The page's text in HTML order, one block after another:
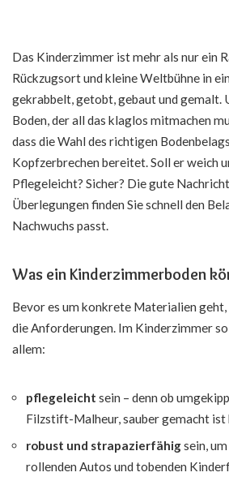
Das Kinderzimmer ist mehr als nur ein
Rückzugsort und kleine Weltbühne in
gekrabbelt, getobt, gebaut und gemalt.
Boden, der all das klaglos mitmachen
dass die Wahl des richtigen
Kopfzerbrechen bereitet. Soll er weich
Pflegeleicht? Sicher? Die gute
Überlegungen finden Sie schnell den
Nachwuchs passt.
Was ein Kinderzimmerboden
Bevor es um konkrete Materialien
die Anforderungen. Im Kinderzimmer
allem:
pflegeleicht sein – denn ob
Filzstift-Malheur, sauber gemacht ist
robust und strapazierfähigsein,
rollenden Autos und tobenden